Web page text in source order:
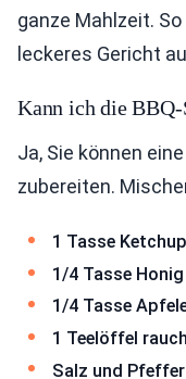
ganze Mahlzeit.
leckeres Gericht
Kann ich die BBQ-
Ja, Sie können
zubereiten.
1 Tasse Ketchup
1/4 Tasse Honig
1/4 Tasse
1 Teelöffel
Salz und